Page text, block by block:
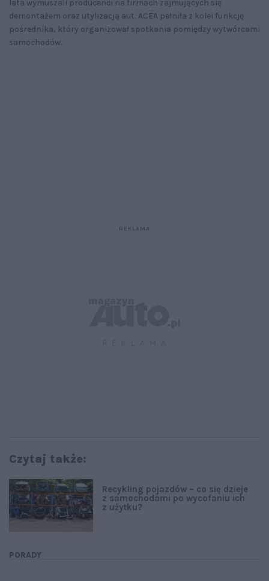
lata wymuszali producenci na firmach zajmujących się
demontażem oraz utylizacją aut. ACEA pełniła z kolei funkcję
pośrednika, który organizował spotkania pomiędzy wytwórcami
samochodów.
Czytaj także:
PORADY
Recykling pojazdów – co się dzieje
z samochodami po wycofaniu ich
z użytku?